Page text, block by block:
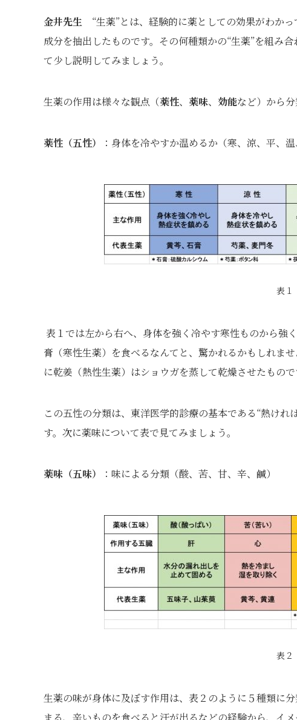
金井先生 “生薬”とは、経験的に薬としての効果がわか
成分を抽出したものです。その何種類かの“生薬”を組み
て少し説明してみましょう。
生薬の作用は様々な観点（薬性、 薬味、 効能など）から
薬性（五性） ：身体を冷やすか温めるか（寒、涼、平、温
表
表１では左から右へ、身体を強く冷やす寒性ものから強
膏（寒性生薬）を食べるなんてと、驚かれるかもしれま
に乾姜（熱性生薬）はショウガを蒸して乾燥させたもの
この五性の分類は、東洋医学的診療の基本である“熱け
す。次に薬味について表で見てみましょう。
薬味（五味） ：味による分類（酸、苦、甘、辛、鹹）
表
生薬の味が身体に及ぼす作用は、表２のように５種類に